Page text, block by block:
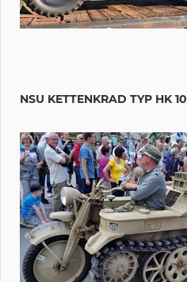
NSU KETTENKRAD TYP HK